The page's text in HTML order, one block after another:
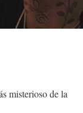
misterioso de la